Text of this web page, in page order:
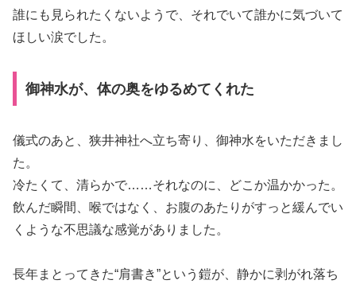
誰にも見られたくないようで、それでいて誰かに気づいて
ほしい涙でした。
御神水が、体の奥をゆるめてくれた
儀式のあと、狭井神社へ立ち寄り、御神水をいただきまし
た。
冷たくて、清らかで……それなのに、どこか温かかった。
飲んだ瞬間、喉ではなく、お腹のあたりがすっと緩んでい
くような不思議な感覚がありました。
長年まとってきた“肩書き”という鎧が、静かに剥がれ落ち